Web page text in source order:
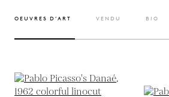
OEUVRES D’ART VENDU BIO